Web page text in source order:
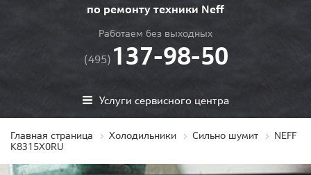
по ремонту техники Neff
Работаем без выходных
(495) 137-98-50
Услуги сервисного центра
Главная страница Холодильники Сильно шумит
NEFF
K8315X0RU